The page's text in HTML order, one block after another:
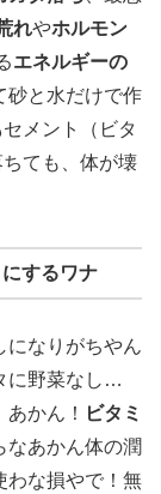
れやホルモン
エネルギーの
砂と水だけで作
セメント（ビタ
ても、体が壊
するワナ
になりがちやん
に野菜なし…
かん！ ビタミ
なあかん体の潤
わな損やで！無